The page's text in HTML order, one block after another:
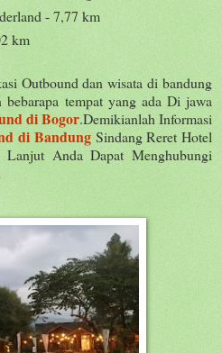
- 7,77 km
km
Outbound dan wisata di bandung
tempat yang ada Di jawa
di Bogor.Demikianlah Informasi
di BandungSindang Reret Hotel
Anda Dapat Menghubungi